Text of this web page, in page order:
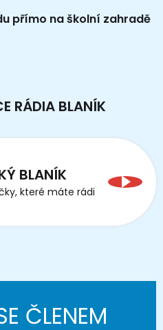
přímo na školní zahradě
RÁDIA BLANÍK
BLANÍK
které máte rádi
ČLENEM